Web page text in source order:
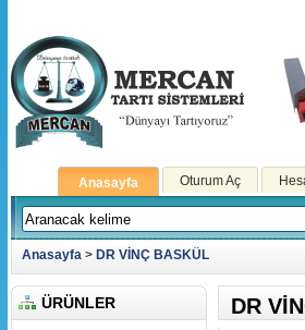
Anasayfa Oturum Aç
Anasayfa > DR VİNÇ BASKÜL
ÜRÜNLER DR